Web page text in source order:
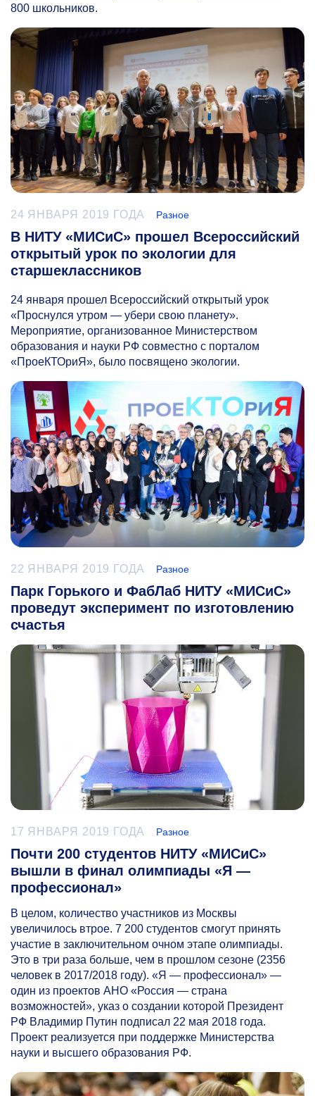
800 школьников.
24 ЯНВАРЯ 2019 ГОДА Разное
В НИТУ «МИСиС» прошел Всероссийский
открытый урок по экологии для
старшеклассников
24 января прошел Всероссийский открытый урок
«Проснулся утром — убери свою планету».
Мероприятие, организованное Министерством
образования и науки РФ совместно с порталом
«ПроеКТОриЯ», было посвящено экологии.
22 ЯНВАРЯ 2019 ГОДА Разное
Парк Горького и ФабЛаб НИТУ «МИСиС»
проведут эксперимент по изготовлению
счастья
17 ЯНВАРЯ 2019 ГОДА Разное
Почти 200 студентов НИТУ «МИСиС»
вышли в финал олимпиады «Я —
профессионал»
В целом, количество участников из Москвы
увеличилось втрое. 7 200 студентов смогут принять
участие в заключительном очном этапе олимпиады.
Это в три раза больше, чем в прошлом сезоне (2356
человек в 2017/2018 году). «Я — профессионал» —
один из проектов АНО «Россия — страна
возможностей», указ о создании которой Президент
РФ Владимир Путин подписал 22 мая 2018 года.
Проект реализуется при поддержке Министерства
науки и высшего образования РФ.